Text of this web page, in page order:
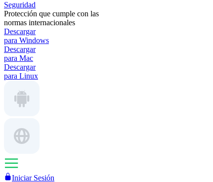
Seguridad
Protección que cumple con las
normas internacionales
Descargar
para Windows
Descargar
para Mac
Descargar
para Linux
Iniciar Sesión